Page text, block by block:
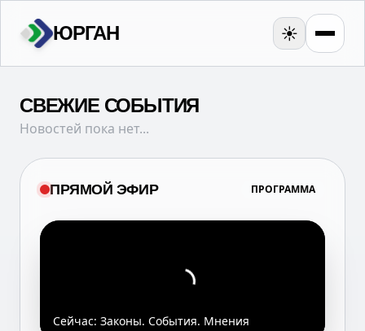
ЮРГАН ☀️
СВЕЖИЕ СОБЫТИЯ
Новостей пока нет...
ПРЯМОЙ ЭФИР ПРОГРАММА
Сейчас: Законы. События. Мнения